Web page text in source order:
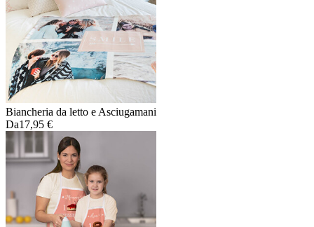
Biancheria da letto e Asciugamani
Da17,95 €